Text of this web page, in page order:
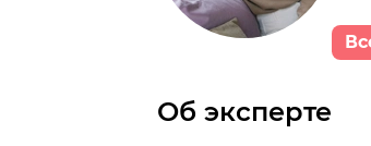
Об эксперте